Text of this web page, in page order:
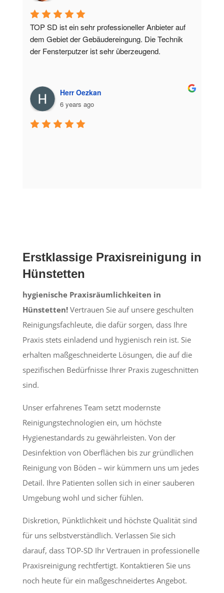
TOP SD ist ein sehr professioneller Anbieter auf
dem Gebiet der Gebäudereingung. Die Technik
der Fensterputzer ist sehr überzeugend.
Herr Oezkan
6 years ago
Erstklassige Praxisreinigung in
Hünstetten
hygienische Praxisräumlichkeiten in
Hünstetten!Vertrauen Sie auf unsere geschulten
Reinigungsfachleute, die dafür sorgen, dass Ihre
Praxis stets einladend und hygienisch rein ist. Sie
erhalten maßgeschneiderte Lösungen, die auf die
spezifischen Bedürfnisse Ihrer Praxis zugeschnitten
sind.
Unser erfahrenes Team setzt modernste
Reinigungstechnologien ein, um höchste
Hygienestandards zu gewährleisten. Von der
Desinfektion von Oberflächen bis zur gründlichen
Reinigung von Böden – wir kümmern uns um jedes
Detail. Ihre Patienten sollen sich in einer sauberen
Umgebung wohl und sicher fühlen.
Diskretion, Pünktlichkeit und höchste Qualität sind
für uns selbstverständlich. Verlassen Sie sich
darauf, dass TOP-SD Ihr Vertrauen in professionelle
Praxisreinigung rechtfertigt. Kontaktieren Sie uns
noch heute für ein maßgeschneidertes Angebot.